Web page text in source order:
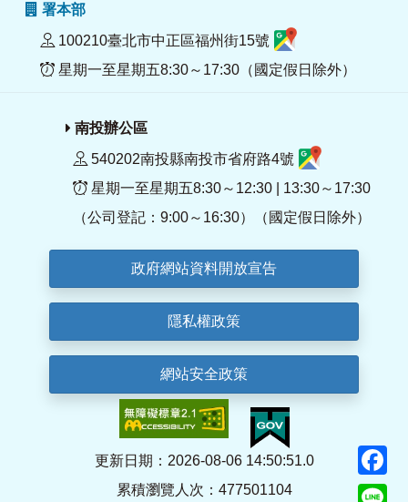
署本部
100210臺北市中正區福州街15號
星期一至星期五8:30～17:30（國定假日除外）
南投辦公區
540202南投縣南投市省府路4號
星期一至星期五8:30～12:30 | 13:30～17:30
（公司登記：9:00～16:30）（國定假日除外）
政府網站資料開放宣告
隱私權政策
網站安全政策
更新日期：2026-08-06 14:50:51.0
累積瀏覽人次：477501104